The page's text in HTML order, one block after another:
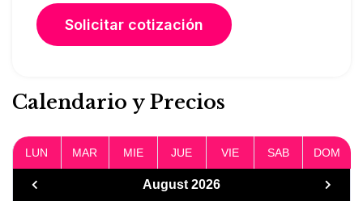
Calendario y Precios
LUN MAR MIE JUE VIE SAB DOM
August 2026